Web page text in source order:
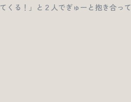
る！」と２人でぎゅーと抱き合って